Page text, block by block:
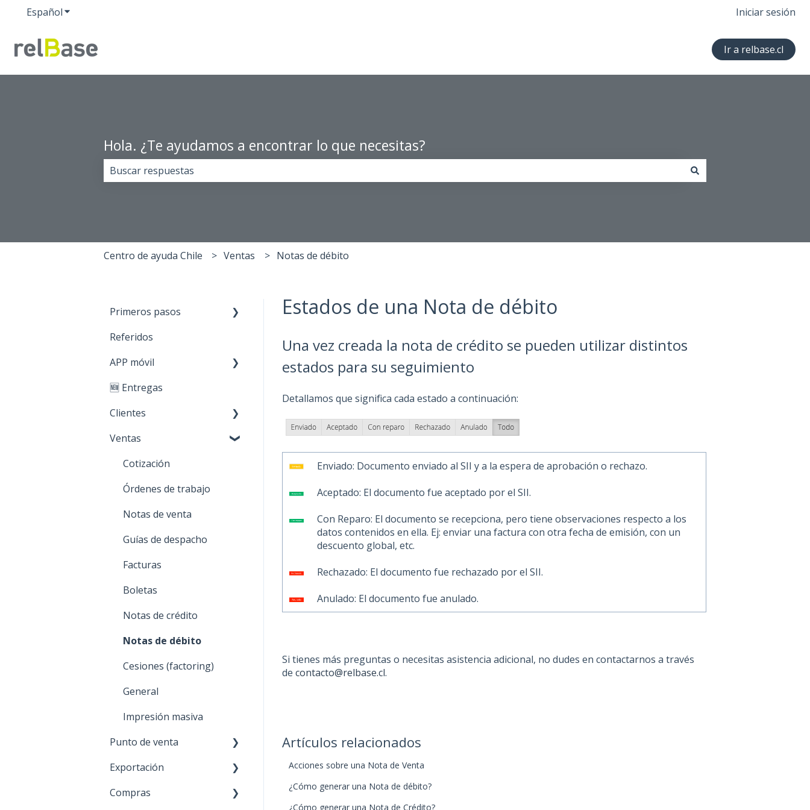
EspañolTraducciones de Mostrar submenú de Iniciar sesión
Ir a relbase.cl
Hola. ¿Te ayudamos a encontrar lo que necesitas?
Centro de ayuda Chile Ventas Notas de débito
Estados de una Nota de débito
Una vez creada la nota de crédito se pueden utilizar distintos
estados para su seguimiento
Detallamos que significa cada estado a continuación:
Enviado: Documento enviado al SII y a la espera de aprobación o rechazo.
Aceptado: El documento fue aceptado por el SII.
Con Reparo: El documento se recepciona, pero tiene observaciones respecto a los
datos contenidos en ella. Ej: enviar una factura con otra fecha de emisión, con un
descuento global, etc.
Rechazado: El documento fue rechazado por el SII.
Anulado: El documento fue anulado.
Si tienes más preguntas o necesitas asistencia adicional, no dudes en contactarnos a través
de contacto@relbase.cl.
Artículos relacionados
Acciones sobre una Nota de Venta
¿Cómo generar una Nota de débito?
¿Cómo generar una Nota de Crédito?
Primeros pasos
Paso 1: Nuevos
Referidos
APP móvil
Primeros Pasos
🆕 Entregas
Clientes
Creación y edición
Acciones sobre mis
Ventas
Cotización
Órdenes de trabajo
Notas de venta
Guías de despacho
Facturas
Boletas
Notas de crédito
Notas de débito
Cesiones (factoring)
General
Impresión masiva
Punto de venta
Transbank - POS
Exportación
Proceso de venta
Compras